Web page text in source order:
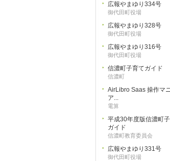
広報やまゆり334号
御代田町役場
広報やまゆり328号
御代田町役場
広報やまゆり316号
御代田町役場
信濃町子育てガイド
信濃町
AirLibro Saas 操作マ
ア...
電算
平成30年度版信濃町
ガイド
信濃町教育委員会
広報やまゆり331号
御代田町役場